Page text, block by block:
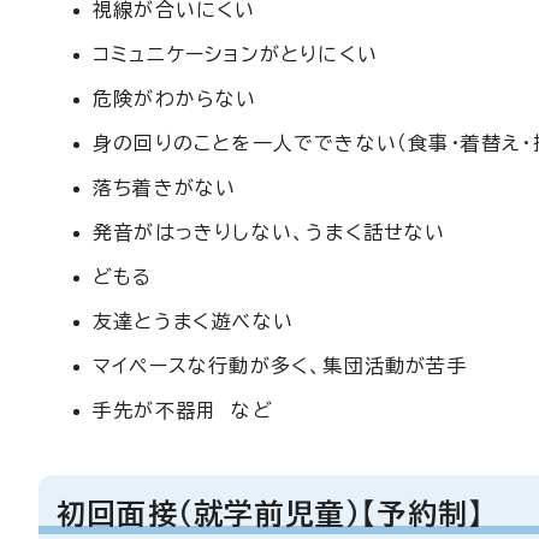
視線が合いにくい
コミュニケーションがとりにくい
危険がわからない
身の回りのことを一人でできない（食事・着替え・
落ち着きがない
発音がはっきりしない、うまく話せない
どもる
友達とうまく遊べない
マイペースな行動が多く、集団活動が苦手
手先が不器用 など
初回面接（就学前児童）【予約制】